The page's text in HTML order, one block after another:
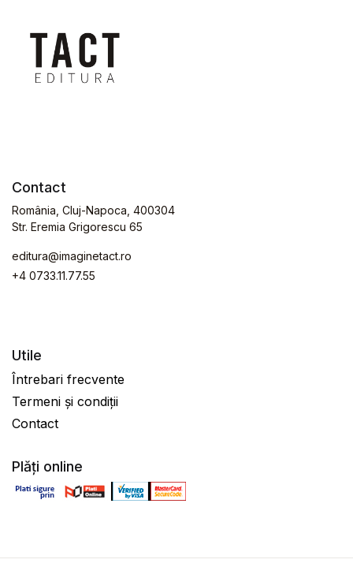
Contact
România, Cluj-Napoca, 400304
Str. Eremia Grigorescu 65
editura@imaginetact.ro
+4 0733.11.77.55
Utile
Întrebari frecvente
Termeni și condiții
Contact
Plăți online